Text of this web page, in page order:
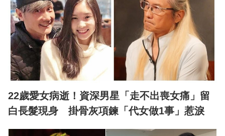
22歲愛女病逝！資深男星「走不出喪女痛」留
白長髮現身 掛骨灰項鍊「代女做1事」惹淚